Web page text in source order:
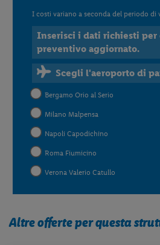
I costi variano a seconda del periodo di
Inserisci i dati richiesti per
preventivo aggiornato.
Scegli l'aeroporto di
Bergamo Orio al Serio
Milano Malpensa
Napoli Capodichino
Roma Fiumicino
Verona Valerio Catullo
Altre offerte per questa